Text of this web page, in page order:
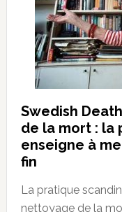
Swedish
de la mort : la
enseigne à
fin
La pratique
nettoyage de la